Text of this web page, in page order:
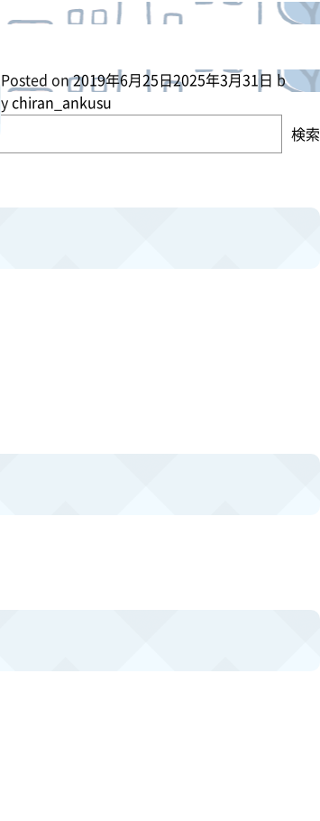
Posted on2019年6月25日2025年3月31日 b
ychiran_ankusu
検索